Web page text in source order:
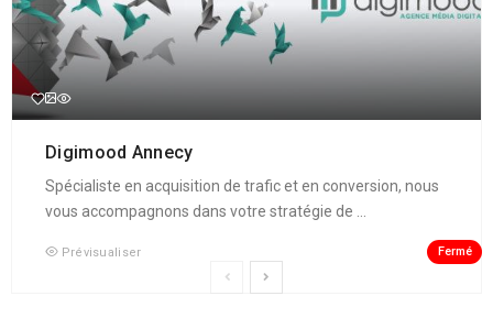
Digimood Annecy
Spécialiste en acquisition de trafic et en conversion, nous
vous accompagnons dans votre stratégie de ...
Prévisualiser Fermé